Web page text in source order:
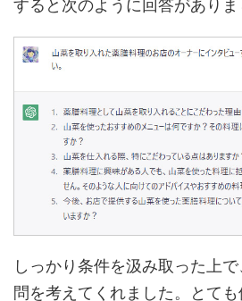
すると次のように回答がありま
しっかり条件を汲み取った上
問を考えてくれました。とても